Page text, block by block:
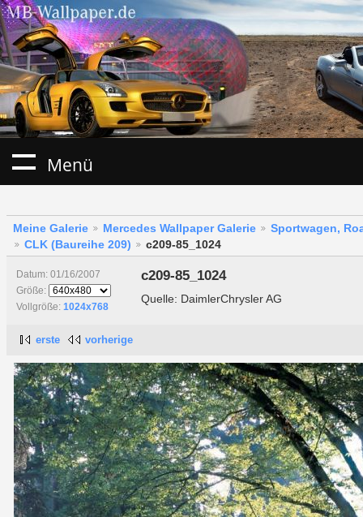
Menü
Meine Galerie Mercedes Wallpaper Galerie
Sportwagen,
CLK (Baureihe 209)
c209-85_1024
Datum: 01/16/2007
Größe:
Vollgröße: 1024x768
c209-85_1024
Quelle: DaimlerChrysler AG
erste vorherige